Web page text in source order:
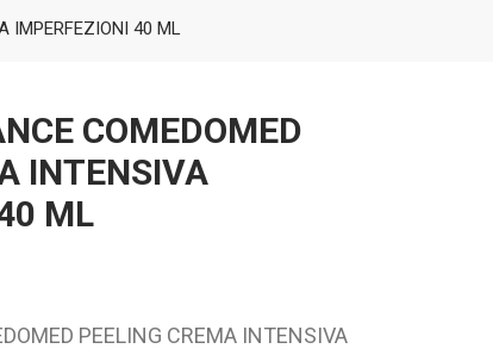
IMPERFEZIONI 40 ML
COMEDOMED
INTENSIVA
ML
PEELING CREMA INTENSIVA